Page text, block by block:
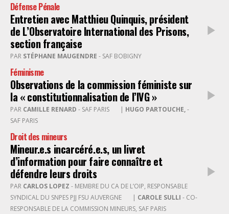
Défense Pénale
Entretien avec Matthieu Quinquis, président
de L’Observatoire International des Prisons,
section française
PAR STÉPHANE MAUGENDRE - SAF BOBIGNY
Féminisme
Observations de la commission féministe sur
la « constitutionnalisation de l’IVG »
PAR CAMILLE RENARD - SAF PARIS | HUGO PARTOUCHE,
SAF PARIS
Droit des mineurs
Mineur.e.s incarcéré.e.s, un livret
d’information pour faire connaître et
défendre leurs droits
PAR CARLOS LOPEZ
SYNDICAL DU SNPES PJJ FSU AUVERGNE
| CAROLE SULLI
RESPONSABLE DE LA COMMISSION MINEURS, SAF PARIS